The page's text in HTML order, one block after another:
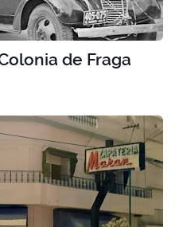
de Fraga